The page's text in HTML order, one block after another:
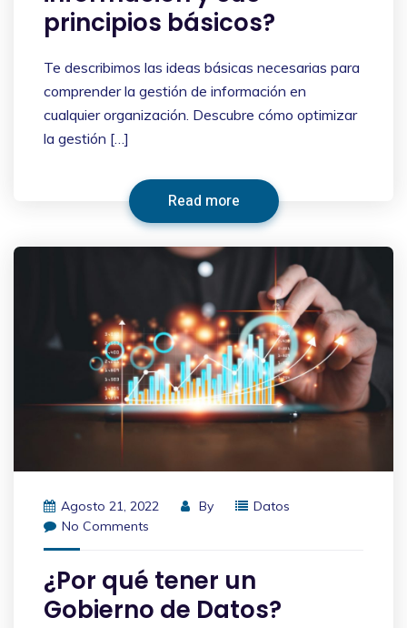
principios básicos?
Te describimos las ideas básicas necesarias para
comprender la gestión de información en
cualquier organización. Descubre cómo optimizar
la gestión […]
Read more
Agosto 21, 2022 By
Datos
No Comments
¿Por qué tener un
Gobierno de Datos?